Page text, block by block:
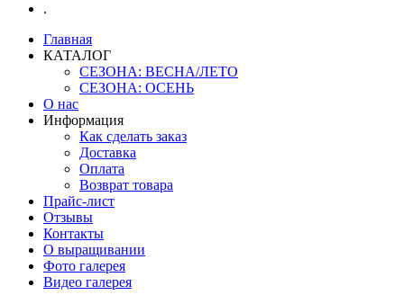
.
Главная
КАТАЛОГ
СЕЗОНА: ВЕСНА/ЛЕТО
СЕЗОНА: ОСЕНЬ
О нас
Информация
Как сделать заказ
Доставка
Оплата
Возврат товара
Прайс-лист
Отзывы
Контакты
О выращивании
Фото галерея
Видео галерея